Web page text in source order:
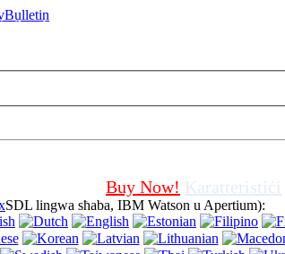
il-websajt mingħajr tidwir off cookies fil-
Buy Now! Karatteristiċi
SDL lingwa sħaba, IBM Watson u Apertium):